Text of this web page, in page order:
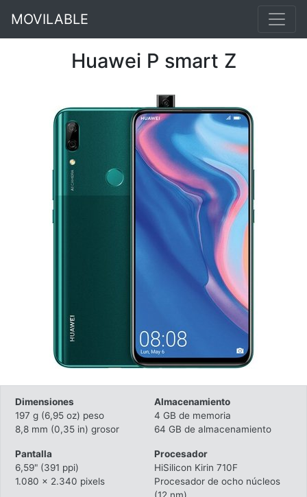
MOVILABLE
Huawei P smart Z
Dimensiones
197 g (6,95 oz) peso
8,8 mm (0,35 in) grosor
Pantalla
6,59" (391 ppi)
1.080 x 2.340 pixels
Almacenamiento
4 GB de memoria
64 GB de almacenamiento
Procesador
HiSilicon Kirin 710F
Procesador de ocho núcleos